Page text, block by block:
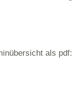
als pdf: